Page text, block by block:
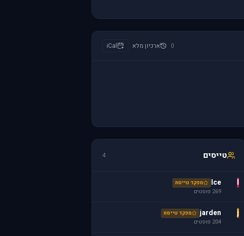
0 ארכיון מלא iCal
טייסים 4
I
Ice מפקד טייסת
269 פוסטים
j
jarden מפקד טייסת
204 פוסטים